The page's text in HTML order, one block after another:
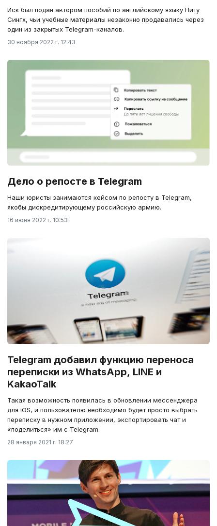
Иск был подан автором пособий по английскому языку Ниту
Сингх, чьи учебные материалы незаконно продавались через
один из закрытых Telegram-каналов.
30 ноября 2022 г. 12:43
Дело о репосте в Telegram
Наши юристы занимаются кейсом по репосту в Telegram,
якобы дискредитирующему российскую армию.
16 июня 2022 г. 10:53
Telegram добавил функцию переноса
переписки из WhatsApp, LINE и
KakaoTalk
Такая возможность появилась в обновлении мессенджера
для iOS, и пользователю необходимо будет просто выбрать
переписку в нужном приложении, экспортировать чат и
«поделиться» им с Telegram.
28 января 2021 г. 18:27